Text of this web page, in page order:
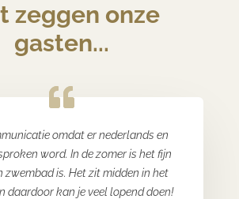
zeggen onze
gasten...
omdat er nederlands en
word. In de zomer is het fijn
zwembad is. Het zit midden in het
daardoor kan je veel lopend doen!